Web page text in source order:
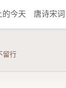
的今天 唐诗宋
留行